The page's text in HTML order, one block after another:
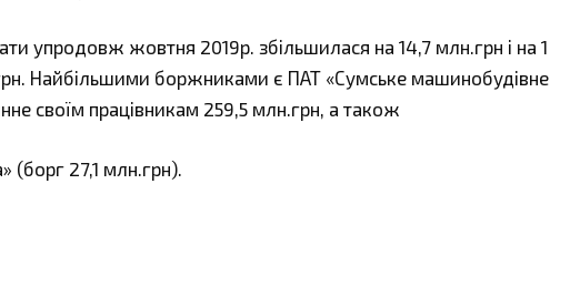
упродовж жовтня 2019р. збільшилася на 14,7 млн.грн і на 1
Найбільшими боржниками є ПАТ «Сумське машинобудівне
своїм працівникам 259,5 млн.грн, а також
(борг 27,1 млн.грн).